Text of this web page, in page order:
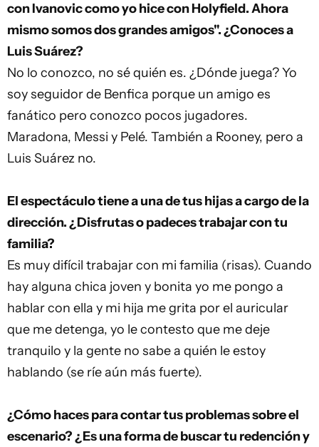
con Ivanovic como yo hice con Holyfield. Ahora
mismo somos dos grandes amigos". ¿Conoces a
Luis Suárez?
No lo conozco, no sé quién es. ¿Dónde juega? Yo
soy seguidor de Benfica porque un amigo es
fanático pero conozco pocos jugadores.
Maradona, Messi y Pelé. También a Rooney, pero a
Luis Suárez no.
El espectáculo tiene a una de tus hijas a cargo de la
dirección. ¿Disfrutas o padeces trabajar con tu
familia?
Es muy difícil trabajar con mi familia (risas). Cuando
hay alguna chica joven y bonita yo me pongo a
hablar con ella y mi hija me grita por el auricular
que me detenga, yo le contesto que me deje
tranquilo y la gente no sabe a quién le estoy
hablando (se ríe aún más fuerte).
¿Cómo haces para contar tus problemas sobre el
escenario? ¿Es una forma de buscar tu redención y